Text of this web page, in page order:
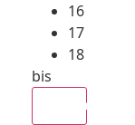
16
17
18
bis